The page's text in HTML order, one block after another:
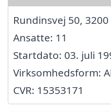
Rundinsvej 50,
Ansatte: 11
Startdato: 03. juli
Virksomhedsform:
CVR: 15353171